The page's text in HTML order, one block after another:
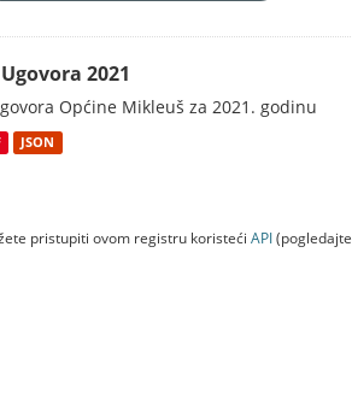
2021
Općine Mikleuš za 2021. godinu
JSON
pristupiti ovom registru koristeći API(pogledajte